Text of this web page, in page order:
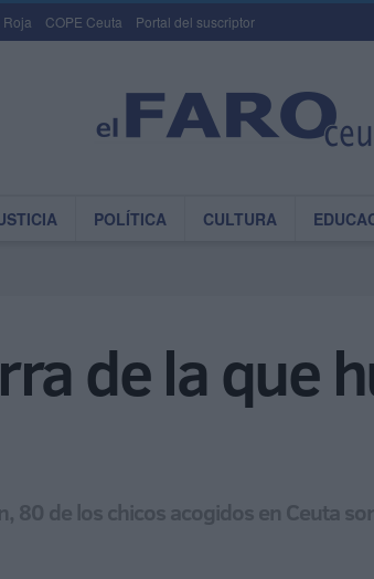
Roja COPE Ceuta Portal del suscriptor
POLÍTICA CULTURA
de la que
80 de los chicos acogidos en Ceuta